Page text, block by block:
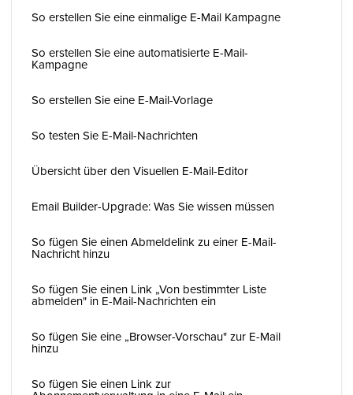
So erstellen Sie eine einmalige E-Mail Kampagne
So erstellen Sie eine automatisierte E-Mail-
Kampagne
So erstellen Sie eine E-Mail-Vorlage
So testen Sie E-Mail-Nachrichten
Übersicht über den Visuellen E-Mail-Editor
Email Builder-Upgrade: Was Sie wissen müssen
So fügen Sie einen Abmeldelink zu einer E-Mail-
Nachricht hinzu
So fügen Sie einen Link „Von bestimmter Liste
abmelden" in E-Mail-Nachrichten ein
So fügen Sie eine „Browser-Vorschau" zur E-Mail
hinzu
So fügen Sie einen Link zur